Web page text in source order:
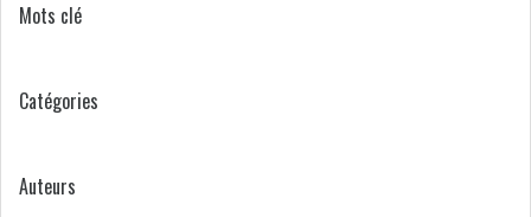
Mots clé
Catégories
Auteurs